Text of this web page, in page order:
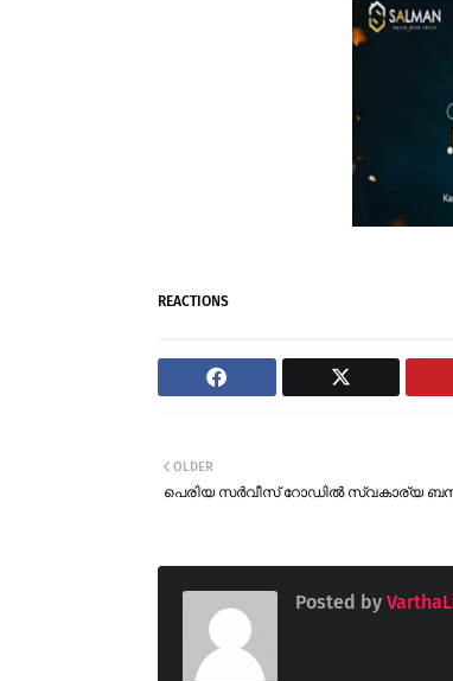
REACTIONS
OLDER
പെരിയ സർവീസ് റോഡിൽ സ്വകാര്യ
Posted by